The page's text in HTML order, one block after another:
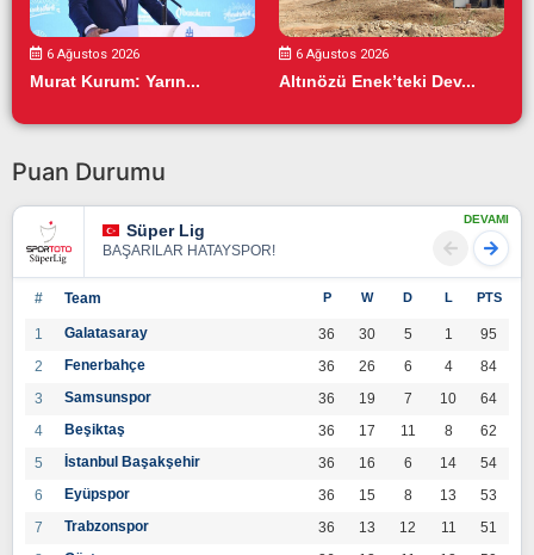
6 Ağustos 2026
Murat Kurum: Yarın...
6 Ağustos 2026
Altınözü Enek’teki Dev...
Puan Durumu
Süper Lig
BAŞARILAR HATAYSPOR!
DEVAMI
# Team P W D L PTS
1 Galatasaray 36 30 5 1
95
2
Fenerbahçe 36 26 6 4
84
3
Samsunspor 36 19 7 10
64
4
Beşiktaş 36 17 11 8
62
5
İstanbul Başakşehir 36 16 6 14
54
6
Eyüpspor 36 15 8 13
53
7
Trabzonspor 36 13 12 11
51